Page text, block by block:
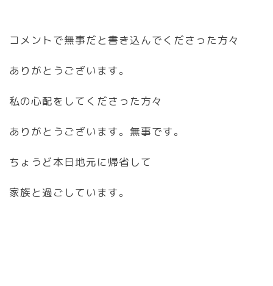
コメントで無事だと書き込んでくださった方々
ありがとうございます。
私の心配をしてくださった方々
ありがとうございます。無事です。
ちょうど本日地元に帰省して
家族と過ごしています。